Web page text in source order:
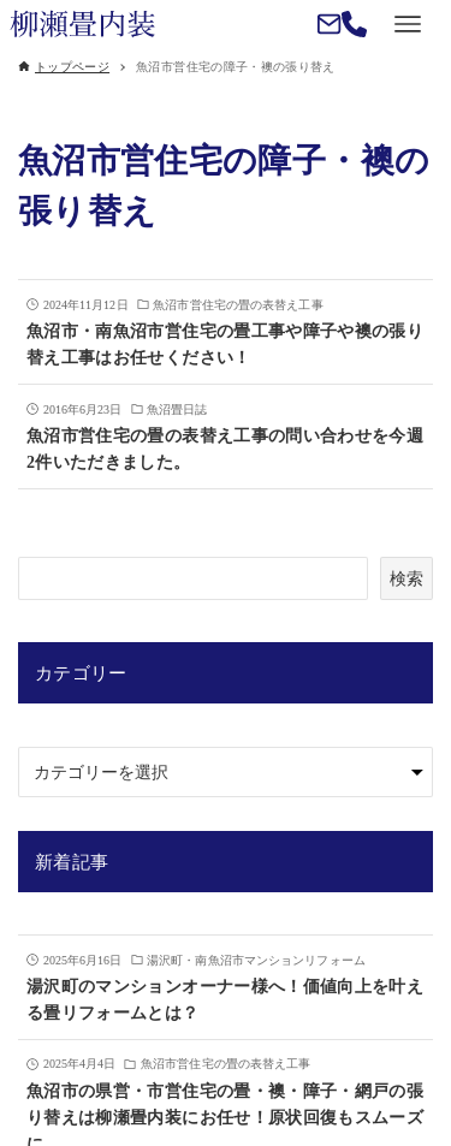
トップページ 魚沼市営住宅の障子・襖の張り替え
魚沼市営住宅の障子・襖の
張り替え
2024年11月12日 魚沼市営住宅の畳の表替え工事
魚沼市・南魚沼市営住宅の畳工事や障子や襖の張り
替え工事はお任せください！
2016年6月23日 魚沼畳日誌
魚沼市営住宅の畳の表替え工事の問い合わせを今週
2件いただきました。
索
検索
カテゴリー
新着記事
2025年6月16日 湯沢町・南魚沼市マンションリフォーム
湯沢町のマンションオーナー様へ！価値向上を叶え
る畳リフォームとは？
2025年4月4日 魚沼市営住宅の畳の表替え工事
魚沼市の県営・市営住宅の畳・襖・障子・網戸の張
り替えは柳瀬畳内装にお任せ！原状回復もスムーズ